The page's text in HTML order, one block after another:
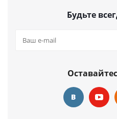
Будьте